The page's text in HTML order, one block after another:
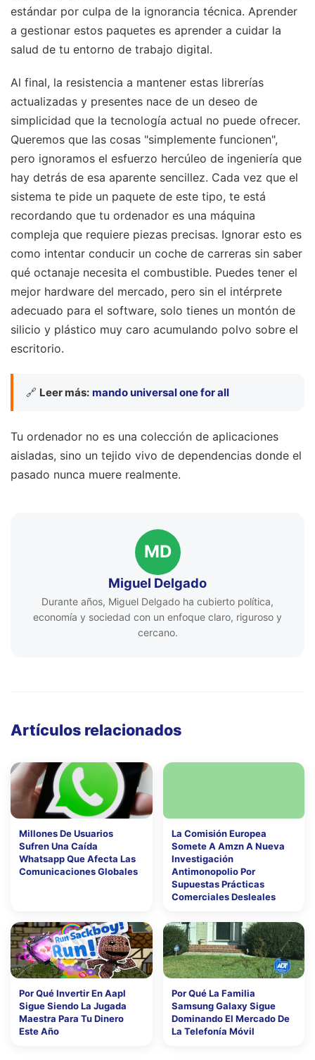
estándar por culpa de la ignorancia técnica. Aprender
a gestionar estos paquetes es aprender a cuidar la
salud de tu entorno de trabajo digital.
Al final, la resistencia a mantener estas librerías
actualizadas y presentes nace de un deseo de
simplicidad que la tecnología actual no puede ofrecer.
Queremos que las cosas "simplemente funcionen",
pero ignoramos el esfuerzo hercúleo de ingeniería que
hay detrás de esa aparente sencillez. Cada vez que el
sistema te pide un paquete de este tipo, te está
recordando que tu ordenador es una máquina
compleja que requiere piezas precisas. Ignorar esto es
como intentar conducir un coche de carreras sin saber
qué octanaje necesita el combustible. Puedes tener el
mejor hardware del mercado, pero sin el intérprete
adecuado para el software, solo tienes un montón de
silicio y plástico muy caro acumulando polvo sobre el
escritorio.
🔗 Leer más: mando universal one for all
Tu ordenador no es una colección de aplicaciones
aisladas, sino un tejido vivo de dependencias donde el
pasado nunca muere realmente.
MD
Miguel Delgado
Durante años, Miguel Delgado ha cubierto política,
economía y sociedad con un enfoque claro, riguroso y
cercano.
Artículos relacionados
Millones De Usuarios
Sufren Una Caída
Whatsapp Que Afecta Las
Comunicaciones Globales
La Comisión Europea
Somete A Amzn A Nueva
Investigación
Antimonopolio Por
Supuestas Prácticas
Comerciales Desleales
Por Qué Invertir En Aapl
Sigue Siendo La Jugada
Maestra Para Tu Dinero
Este Año
Por Qué La Familia
Samsung Galaxy Sigue
Dominando El Mercado De
La Telefonía Móvil